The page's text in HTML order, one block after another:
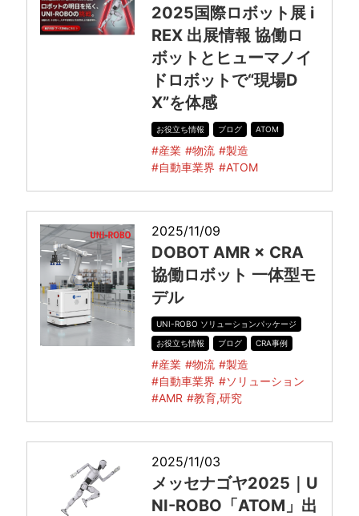
2025国際ロボット展 i
REX 出展情報 協働ロ
ボットとヒューマノイ
ドロボットで“現場D
X”を体感
お役立ち情報 ブログ ATOM
#産業 #物流 #製造
#自動車業界 #ATOM
2025/11/09
DOBOT AMR × CRA
協働ロボット 一体型モ
デル
UNI-ROBO ソリューションパッケージ
お役立ち情報
ブログ CRA事例
#産業 #物流 #製造
#自動車業界 #ソリューション
#AMR #教育,研究
2025/11/03
メッセナゴヤ2025｜U
NI-ROBO「ATOM」出